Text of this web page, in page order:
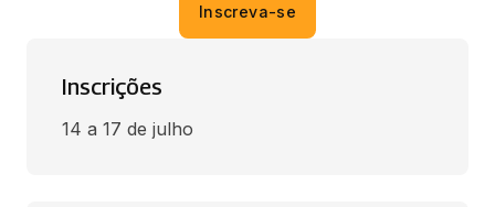
Inscreva-se
Inscrições
14 a 17 de julho